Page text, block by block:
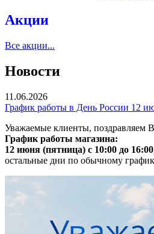
Акции
Все акции...
Новости
11.06.2026
График работы в День России 12
Уважаемые клиенты, поздравляем
График работы магазина:
12 июня (пятница) с 10:00 до
остальные дни по обычному